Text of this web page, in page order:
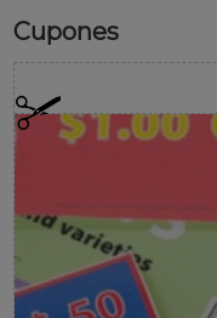
Cupones